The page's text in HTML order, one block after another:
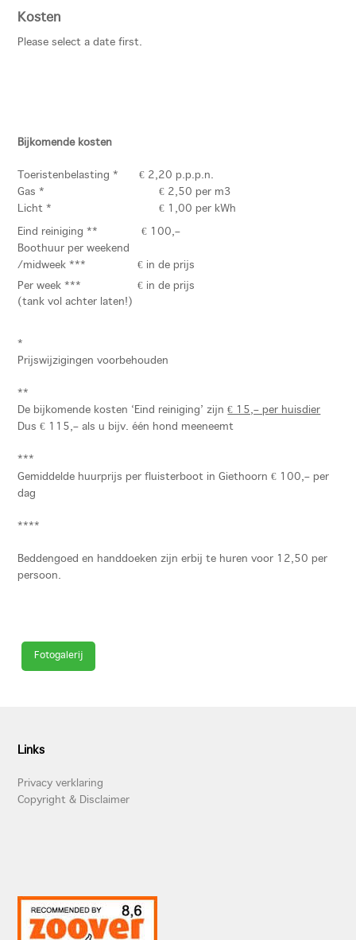
Kosten
Please select a date first.
Bijkomende kosten
Toeristenbelasting * € 2,20 p.p.p.n.
Gas *
€ 2,50 per m3
Licht *
€ 1,00 per kWh
Eind reiniging **
€ 100,–
Boothuur per weekend
/midweek ***
€ in de prijs
Per week ***
€ in de prijs
(tank vol achter laten!)
*
Prijswijzigingen voorbehouden
**
De bijkomende kosten ‘Eind reiniging’ zijn€ 15,– per huisdier
Dus € 115,– als u bijv. één hond meeneemt
***
Gemiddelde huurprijs per fluisterboot in Giethoorn € 100,– per
dag
****
Beddengoed en handdoeken zijn erbij te huren voor 12,50 per
persoon.
Fotogalerij
Links
Privacy verklaring
Copyright & Disclaimer